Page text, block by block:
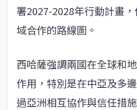
署2027-2028年行動計畫
域合作的路線圖。
西哈薩強調兩國在全球和
作用，特別是在中亞及多
過亞洲相互協作與信任措